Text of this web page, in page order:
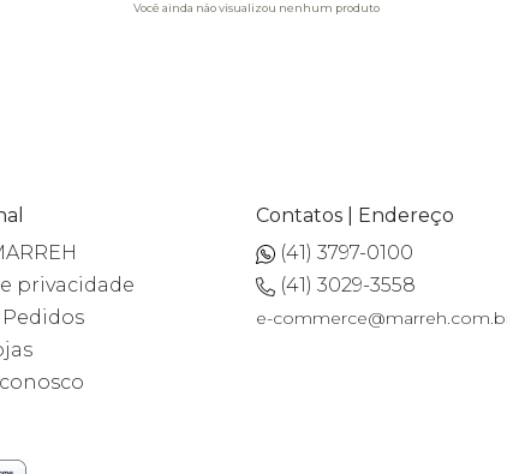
Você ainda não visualizou nenhum produto
privacidade
Contatos | Endereço
(41) 3797-0100
(41) 3029-3558
e-